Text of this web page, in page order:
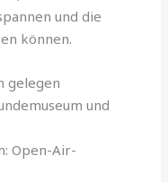
und die
können.
gelegen
und
Open-Air-